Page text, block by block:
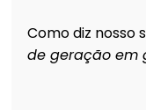
Como diz nosso
de geração em